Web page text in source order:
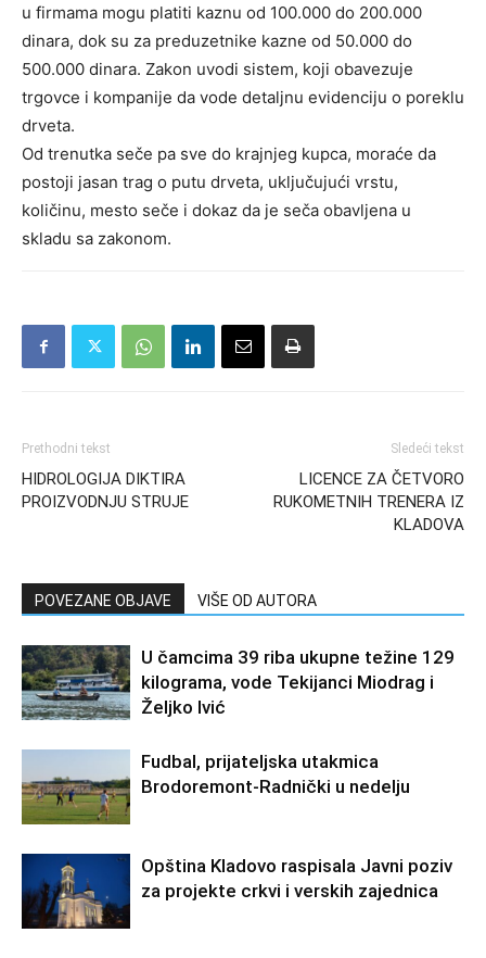
u firmama mogu platiti kaznu od 100.000 do 200.000
dinara, dok su za preduzetnike kazne od 50.000 do
500.000 dinara. Zakon uvodi sistem, koji obavezuje
trgovce i kompanije da vode detaljnu evidenciju o poreklu
drveta.
Od trenutka seče pa sve do krajnjeg kupca, moraće da
postoji jasan trag o putu drveta, uključujući vrstu,
količinu, mesto seče i dokaz da je seča obavljena u
skladu sa zakonom.
Prethodni tekst
HIDROLOGIJA DIKTIRA
PROIZVODNJU STRUJE
Sledeći tekst
LICENCE ZA ČETVORO
RUKOMETNIH TRENERA IZ
KLADOVA
POVEZANE OBJAVE VIŠE OD AUTORA
U čamcima 39 riba ukupne težine 129
kilograma, vode Tekijanci Miodrag i
Željko Ivić
Fudbal, prijateljska utakmica
Brodoremont-Radnički u nedelju
Opština Kladovo raspisala Javni poziv
za projekte crkvi i verskih zajednica